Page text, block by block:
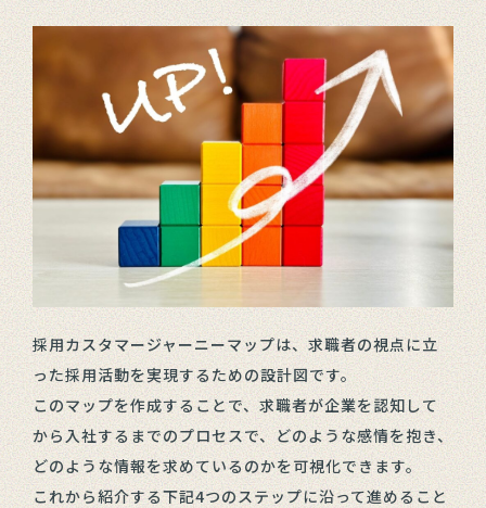
採用カスタマージャーニーマップは、求職者の視点に立
った採用活動を実現するための設計図です。
このマップを作成することで、求職者が企業を認知して
から入社するまでのプロセスで、どのような感情を抱き、
どのような情報を求めているのかを可視化できます。
これから紹介する下記4つのステップに沿って進めること